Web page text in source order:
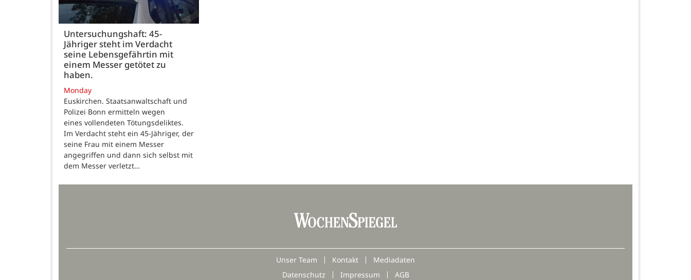
Untersuchungshaft: 45-
Jähriger steht im Verdacht
seine Lebensgefährtin mit
einem Messer getötet zu
haben.
Monday
Euskirchen. Staatsanwaltschaft und
Polizei Bonn ermitteln wegen
eines vollendeten Tötungsdeliktes.
Im Verdacht steht ein 45-Jähriger, der
seine Frau mit einem Messer
angegriffen und dann sich selbst mit
dem Messer verletzt…
Unser Team Kontakt
Mediadaten
Datenschutz
Impressum AGB